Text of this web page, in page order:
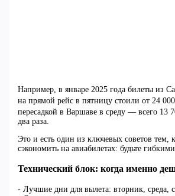
Например, в январе 2025 года билеты из
на прямой рейс в пятницу стоили от 24
пересадкой в Варшаве в среду — всего 13
два раза.
Это и есть один из ключевых советов тем,
сэкономить на авиабилетах: будьте
Технический блок: когда именно
- Лучшие дни для вылета: вторник, среда,